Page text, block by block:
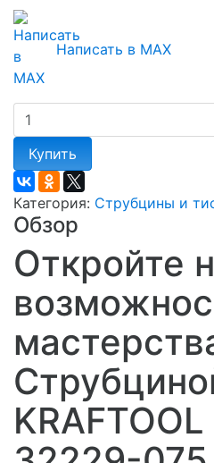
Написать в MAX
Купить
Категория: Струбцины и
Обзор
Откройте
KRAFTOOL